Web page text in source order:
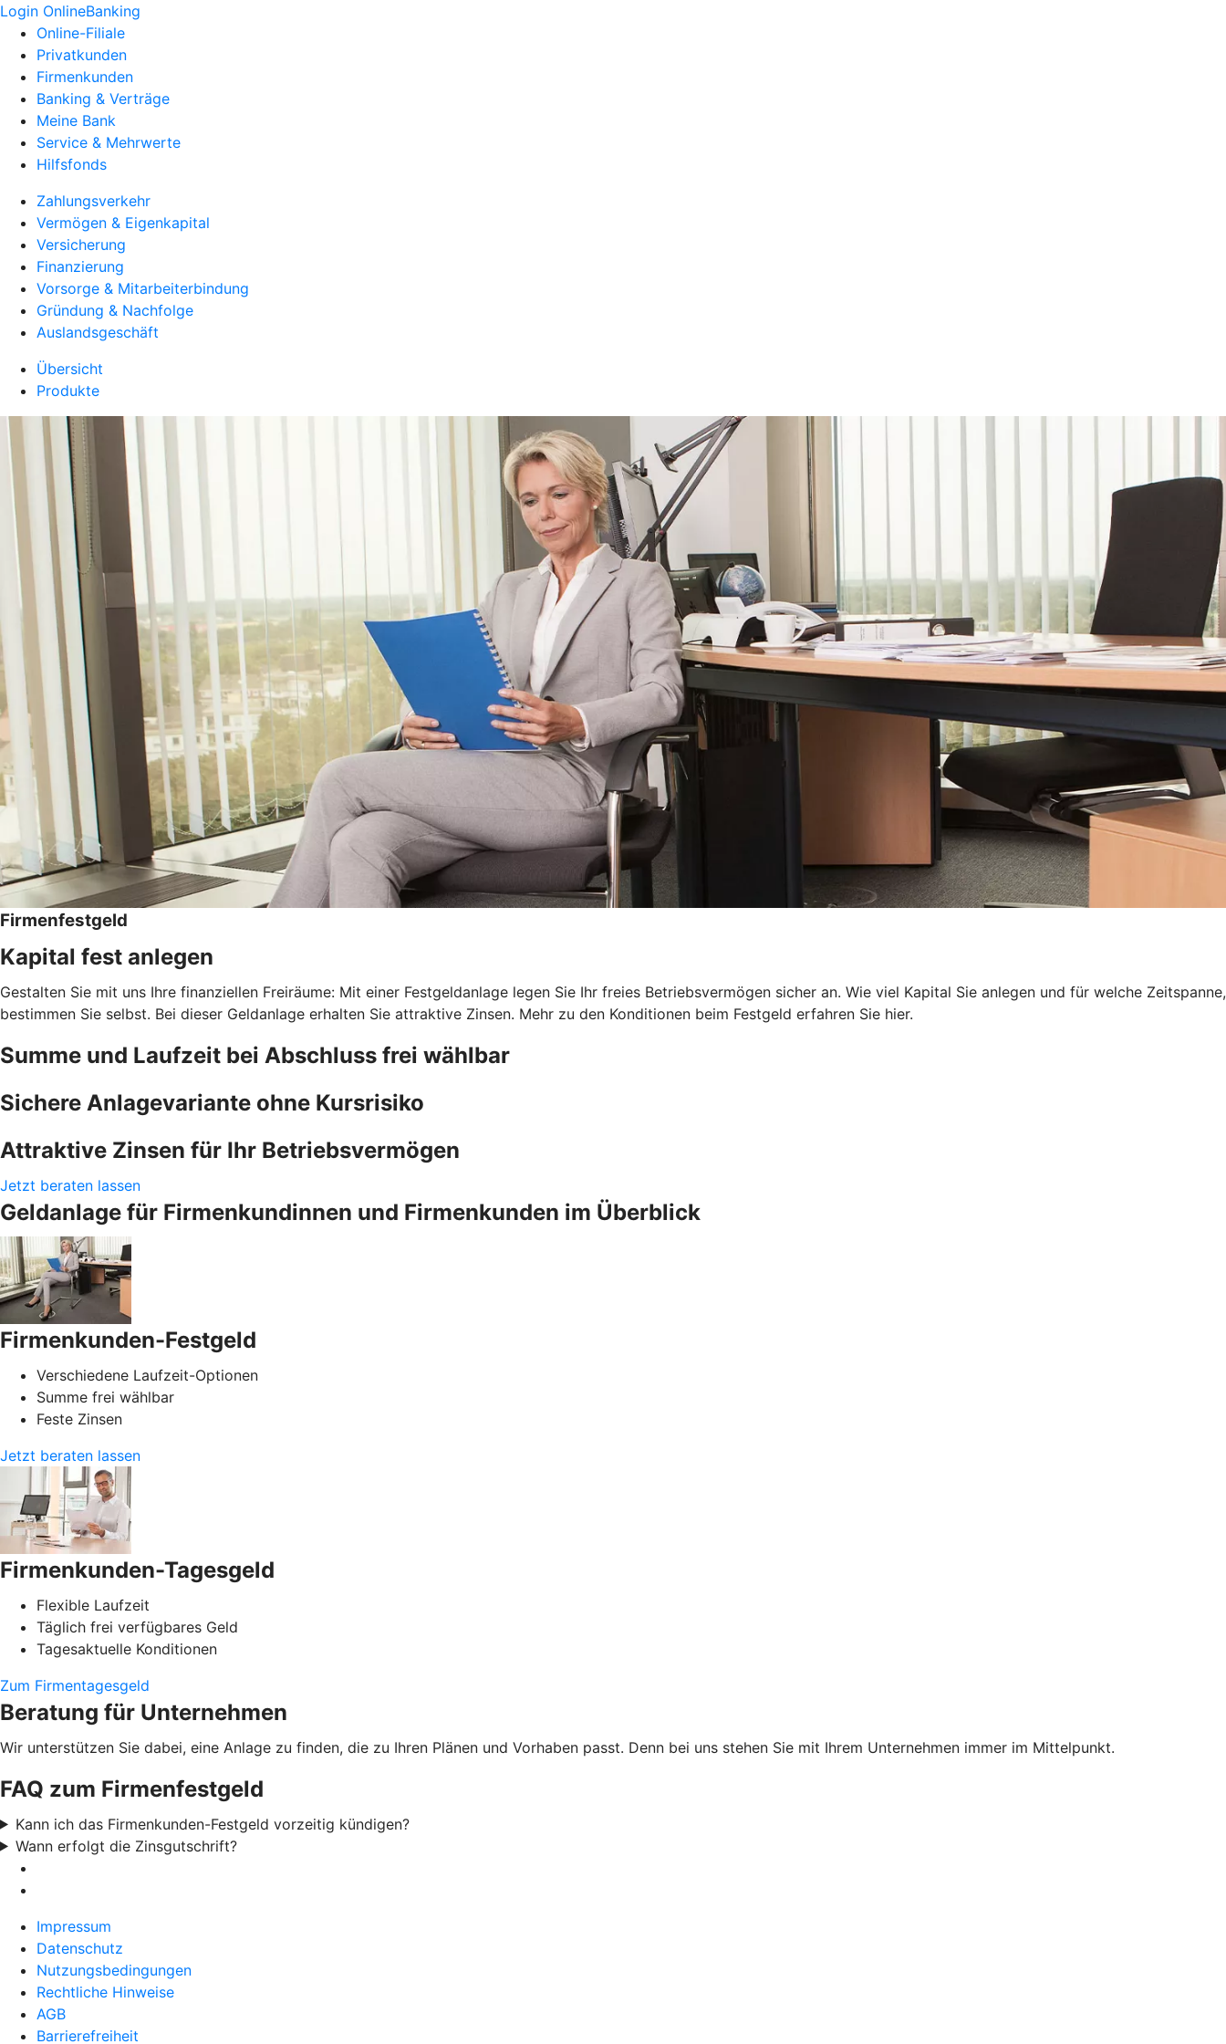
Login OnlineBanking
Online-Filiale
Privatkunden
Firmenkunden
Banking & Verträge
Meine Bank
Service & Mehrwerte
Hilfsfonds
Zahlungsverkehr
Vermögen & Eigenkapital
Versicherung
Finanzierung
Vorsorge & Mitarbeiterbindung
Gründung & Nachfolge
Auslandsgeschäft
Übersicht
Produkte
Firmenfestgeld
Kapital fest anlegen
Gestalten Sie mit uns Ihre finanziellen Freiräume: Mit einer Festgeldanlage legen Sie Ihr freies Betriebsvermögen sicher an. Wie viel Kapital Sie anlegen und für welche Zeitspanne,
bestimmen Sie selbst. Bei dieser Geldanlage erhalten Sie attraktive Zinsen. Mehr zu den Konditionen beim Festgeld erfahren Sie hier.
Summe und Laufzeit bei Abschluss frei wählbar
Sichere Anlagevariante ohne Kursrisiko
Attraktive Zinsen für Ihr Betriebsvermögen
Jetzt beraten lassen
Geldanlage für Firmenkundinnen und Firmenkunden im Überblick
Firmenkunden-Festgeld
Verschiedene Laufzeit-Optionen
Summe frei wählbar
Feste Zinsen
Jetzt beraten lassen
Firmenkunden-Tagesgeld
Flexible Laufzeit
Täglich frei verfügbares Geld
Tagesaktuelle Konditionen
Zum Firmentagesgeld
Beratung für Unternehmen
Wir unterstützen Sie dabei, eine Anlage zu finden, die zu Ihren Plänen und Vorhaben passt. Denn bei uns stehen Sie mit Ihrem Unternehmen immer im Mittelpunkt.
FAQ zum Firmenfestgeld
Kann ich das Firmenkunden-Festgeld vorzeitig kündigen?
Wann erfolgt die Zinsgutschrift?
Impressum
Datenschutz
Nutzungsbedingungen
Rechtliche Hinweise
AGB
Barrierefreiheit